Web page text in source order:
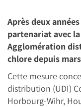
Après deux
partenariat avec
Agglomération
chlore depuis
Cette mesure
distribution (UDI)
Horbourg-Wihr,